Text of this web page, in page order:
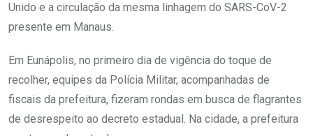
Unido e a circulação da mesma linhagem do SARS-CoV-2
presente em Manaus.
Em Eunápolis, no primeiro dia de vigência do toque de
recolher, equipes da Polícia Militar, acompanhadas de
fiscais da prefeitura, fizeram rondas em busca de flagrantes
de desrespeito ao decreto estadual. Na cidade, a prefeitura